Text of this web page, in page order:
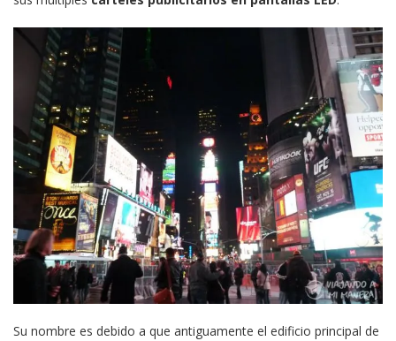
Su nombre es debido a que antiguamente el edificio principal de